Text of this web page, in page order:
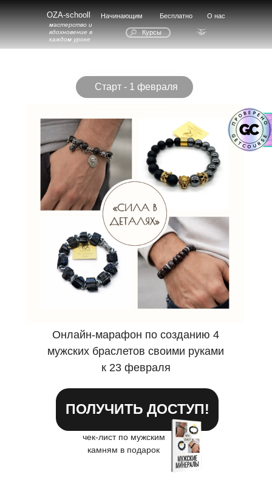
OZA-schooll О нас
Бесплатно
Начинающим
Курсы
мастерство и
вдохновение в
каждом уроке
чек-лист по мужским
камням в подарок
ПОЛУЧИТЬ ДОСТУП!
Старт - 1 февраля
Онлайн-марафон по созданию 4
мужских браслетов своими руками
к 23 февраля